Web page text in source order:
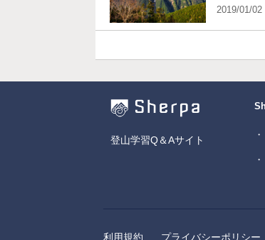
2019/01/02
登山学習Q＆Aサイト
利用規約 プライバシーポリシー